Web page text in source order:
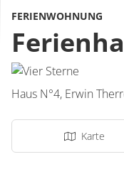
FERIENWOHNUNG
Haus N°4, Erwin
Karte